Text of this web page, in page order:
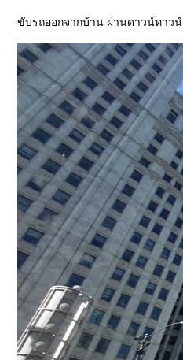
ขับรถออกจากบ้าน ผ่านดาวน์ทาวน์